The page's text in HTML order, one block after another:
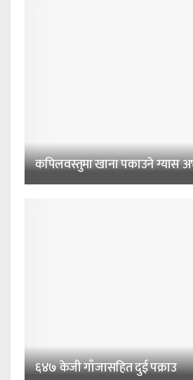
कपिलवस्तुमा खाना पकाउने ग्यास
६४७ केजी गाँजासहित दुई पक्राउ